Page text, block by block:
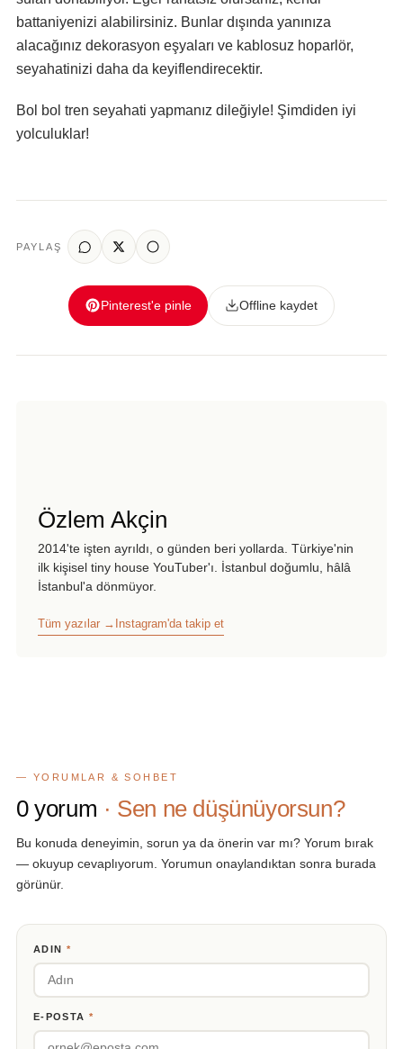
battaniyenizi alabilirsiniz. Bunlar dışında yanınıza
alacağınız dekorasyon eşyaları ve kablosuz hoparlör,
seyahatinizi daha da keyiflendirecektir.
Bol bol tren seyahati yapmanız dileğiyle! Şimdiden iyi
yolculuklar!
PAYLAŞ
Pinterest'e pinle Offline kaydet
Özlem Akçin
2014'te işten ayrıldı, o günden beri yollarda. Türkiye'nin
ilk kişisel tiny house YouTuber'ı. İstanbul doğumlu, hâlâ
İstanbul'a dönmüyor.
Tüm yazılar → Instagram'da takip et
— YORUMLAR & SOHBET
0yorum · Sen ne düşünüyorsun?
Bu konuda deneyimin, sorun ya da önerin var mı? Yorum bırak
— okuyup cevaplıyorum. Yorumun onaylandıktan sonra burada
görünür.
ADIN *
E-POSTA *